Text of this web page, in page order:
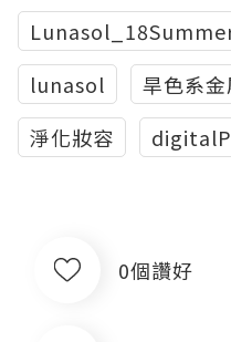
lunasol
旱色系
淨化妝容
0個讚好